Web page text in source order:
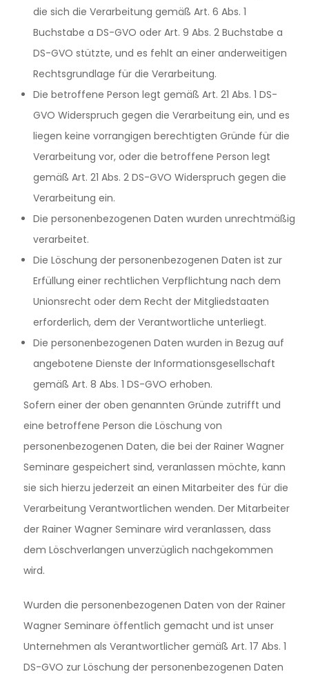
die sich die Verarbeitung gemäß Art. 6 Abs. 1
Buchstabe a DS-GVO oder Art. 9 Abs. 2 Buchstabe a
DS-GVO stützte, und es fehlt an einer anderweitigen
Rechtsgrundlage für die Verarbeitung.
Die betroffene Person legt gemäß Art. 21 Abs. 1 DS-
GVO Widerspruch gegen die Verarbeitung ein, und es
liegen keine vorrangigen berechtigten Gründe für die
Verarbeitung vor, oder die betroffene Person legt
gemäß Art. 21 Abs. 2 DS-GVO Widerspruch gegen die
Verarbeitung ein.
Die personenbezogenen Daten wurden unrechtmäßig
verarbeitet.
Die Löschung der personenbezogenen Daten ist zur
Erfüllung einer rechtlichen Verpflichtung nach dem
Unionsrecht oder dem Recht der Mitgliedstaaten
erforderlich, dem der Verantwortliche unterliegt.
Die personenbezogenen Daten wurden in Bezug auf
angebotene Dienste der Informationsgesellschaft
gemäß Art. 8 Abs. 1 DS-GVO erhoben.
Sofern einer der oben genannten Gründe zutrifft und
eine betroffene Person die Löschung von
personenbezogenen Daten, die bei der Rainer Wagner
Seminare gespeichert sind, veranlassen möchte, kann
sie sich hierzu jederzeit an einen Mitarbeiter des für die
Verarbeitung Verantwortlichen wenden. Der Mitarbeiter
der Rainer Wagner Seminare wird veranlassen, dass
dem Löschverlangen unverzüglich nachgekommen
wird.
Wurden die personenbezogenen Daten von der Rainer
Wagner Seminare öffentlich gemacht und ist unser
Unternehmen als Verantwortlicher gemäß Art. 17 Abs. 1
DS-GVO zur Löschung der personenbezogenen Daten